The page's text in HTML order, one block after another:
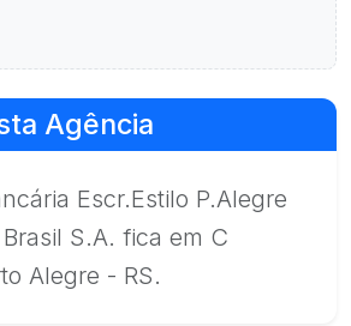
Agência
Escr.Estilo P.Alegre
S.A. fica em C
Alegre - RS.